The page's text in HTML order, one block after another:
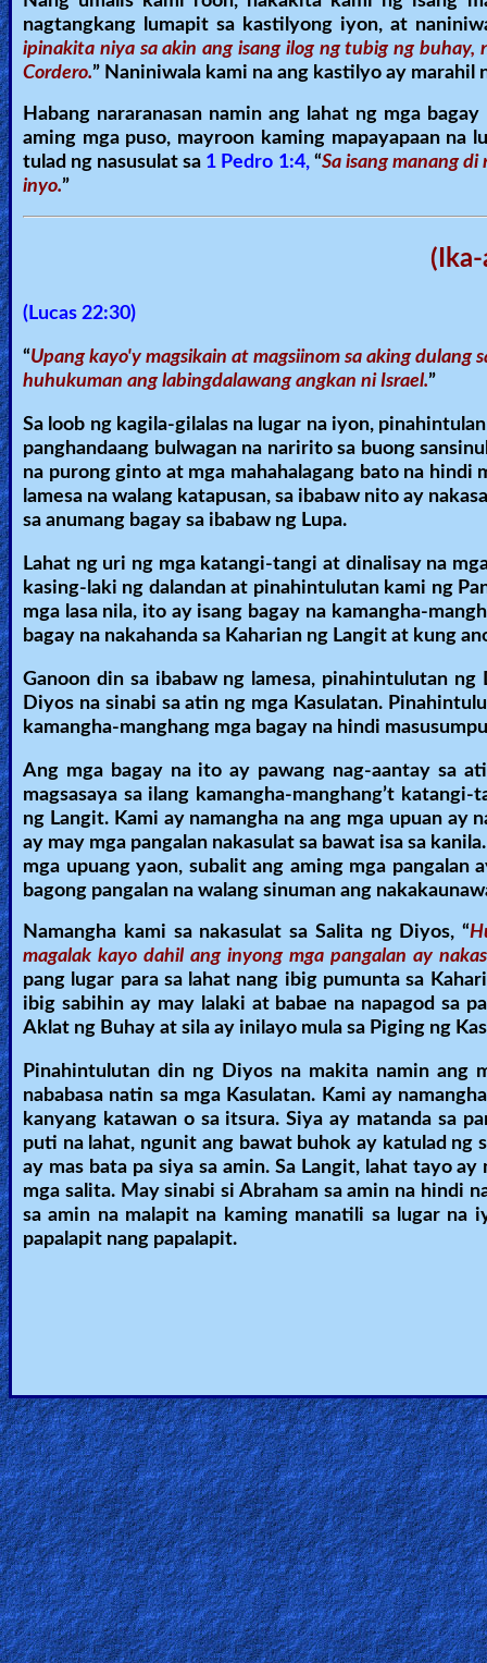
nagtangkang lumapit sa kastilyong iyon, at
ipinakita niya sa akin ang isang ilog ng tubig ng buhay,
Cordero.” Naniniwala kami na ang kastilyo ay
Habang nararanasan namin ang lahat ng mga
aming mga puso, mayroon kaming mapayapaan na
tulad ng nasusulat sa 1 Pedro 1:4,“Sa isang manang
inyo.”
(Lucas 22:30)
“Upang kayo'y magsikain at magsiinom sa aking dulang
huhukuman ang labingdalawang angkan ni Israel.”
Sa loob ng kagila-gilalas na lugar na iyon,
panghandaang bulwagan na naririto sa buong
na purong ginto at mga mahahalagang bato na hindi
lamesa na walang katapusan, sa ibabaw nito ay
sa anumang bagay sa ibabaw ng Lupa.
Lahat ng uri ng mga katangi-tangi at dinalisay na
kasing-laki ng dalandan at pinahintulutan kami ng
mga lasa nila, ito ay isang bagay na kamangha-
bagay na nakahanda sa Kaharian ng Langit at kung
Ganoon din sa ibabaw ng lamesa, pinahintulutan
Diyos na sinabi sa atin ng mga Kasulatan.
kamangha-manghang mga bagay na hindi
Ang mga bagay na ito ay pawang nag-aantay sa
magsasaya sa ilang kamangha-manghang’t
ng Langit. Kami ay namangha na ang mga upuan ay
ay may mga pangalan nakasulat sa bawat isa sa
mga upuang yaon, subalit ang aming mga pangalan
bagong pangalan na walang sinuman ang
Namangha kami sa nakasulat sa Salita ng Diyos, “
magalak kayo dahil ang inyong mga pangalan ay
pang lugar para sa lahat nang ibig pumunta sa
ibig sabihin ay may lalaki at babae na napagod sa
Aklat ng Buhay at sila ay inilayo mula sa Piging ng
Pinahintulutan din ng Diyos na makita namin ang
nababasa natin sa mga Kasulatan. Kami ay
kanyang katawan o sa itsura. Siya ay matanda sa
puti na lahat, ngunit ang bawat buhok ay katulad ng
ay mas bata pa siya sa amin. Sa Langit, lahat tayo
mga salita. May sinabi si Abraham sa amin na hindi
sa amin na malapit na kaming manatili sa lugar na
papalapit nang papalapit.